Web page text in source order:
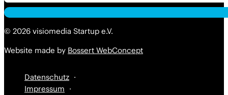
© 2026 visiomedia Startup e.V.
Website made by Bossert WebConcept
Datenschutz
Impressum